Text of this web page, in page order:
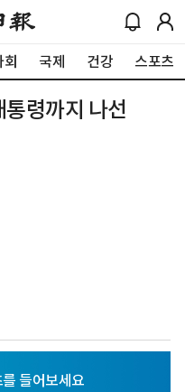
회 국제 건강 스포츠
령까지 나선